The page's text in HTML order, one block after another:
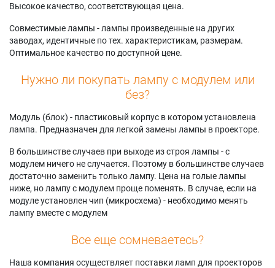
Высокое качество, соответствующая цена.
Совместимые лампы - лампы произведенные на других
заводах, идентичные по тех. характеристикам, размерам.
Оптимальное качество по доступной цене.
Нужно ли покупать лампу с модулем или
без?
Модуль (блок) - пластиковый корпус в котором установлена
лампа. Предназначен для легкой замены лампы в проекторе.
В большинстве случаев при выходе из строя лампы - с
модулем ничего не случается. Поэтому в большинстве случаев
достаточно заменить только лампу. Цена на голые лампы
ниже, но лампу с модулем проще поменять. В случае, если на
модуле установлен чип (микросхема) - необходимо менять
лампу вместе с модулем
Все еще сомневаетесь?
Наша компания осуществляет поставки ламп для проекторов